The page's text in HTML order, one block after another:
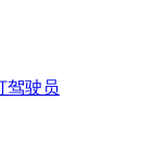
驾驶员